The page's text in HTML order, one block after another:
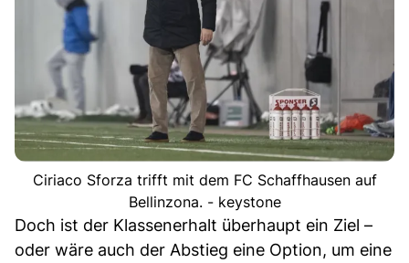
Ciriaco Sforza trifft mit dem FC Schaffhausen auf
Bellinzona. - keystone
Doch ist der Klassenerhalt überhaupt ein Ziel –
oder wäre auch der Abstieg eine Option, um eine